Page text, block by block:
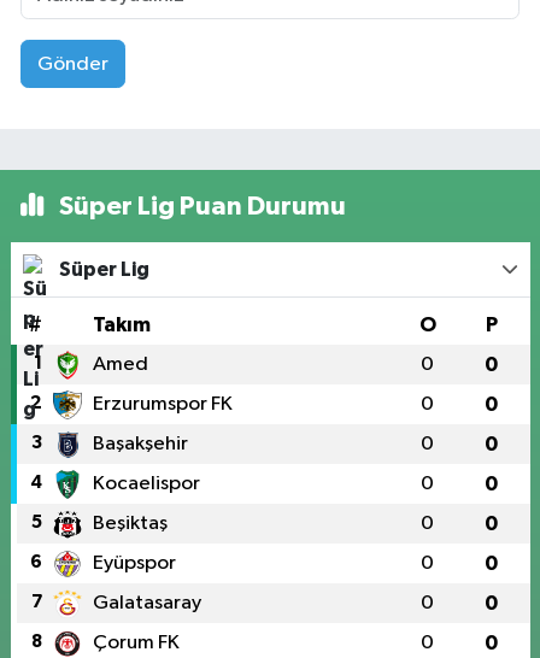
Gönder
Süper Lig Puan Durumu
Süper Lig
# Takım O P
1 Amed 0 0
2 Erzurumspor FK 0 0
3 Başakşehir 0 0
4 Kocaelispor 0 0
5 Beşiktaş 0 0
6 Eyüpspor 0 0
7 Galatasaray 0 0
8 Çorum FK 0 0